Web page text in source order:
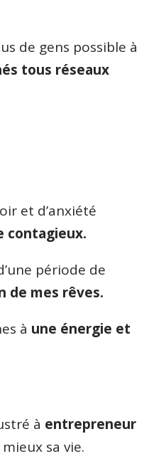
de gens possible à
tous réseaux
et d’anxiété
contagieux.
période de
de mes rêves.
à une énergie et
à entrepreneur
sa vie.